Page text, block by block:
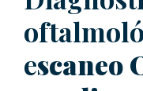
escaneo